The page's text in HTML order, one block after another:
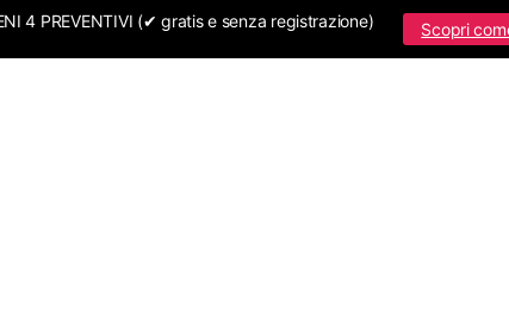
4 PREVENTIVI (✔ gratis e senza registrazione) Scopri